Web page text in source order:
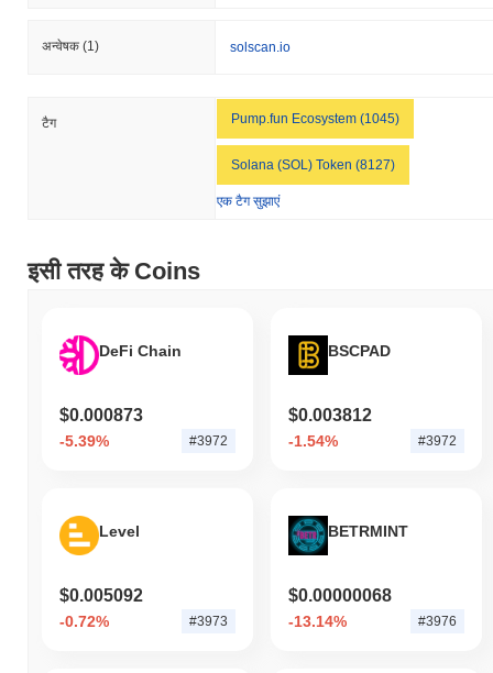
अन्वेषक (1) solscan.io
टैग Pump.fun Ecosystem (1045)
Solana (SOL) Token (8127)
एक टैग सुझाएं
इसी तरह के Coins
DeFi Chain
$0.000873
-5.39% #3972
BSCPAD
$0.003812
-1.54% #3972
Level
$0.005092
-0.72% #3973
BETRMINT
$0.00000068
-13.14% #3976